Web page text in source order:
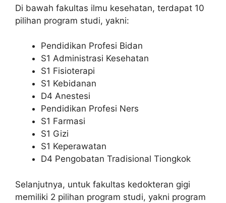
Di bawah fakultas ilmu kesehatan, terdapat 10
pilihan program studi, yakni:
Pendidikan Profesi Bidan
S1 Administrasi Kesehatan
S1 Fisioterapi
S1 Kebidanan
D4 Anestesi
Pendidikan Profesi Ners
S1 Farmasi
S1 Gizi
S1 Keperawatan
D4 Pengobatan Tradisional Tiongkok
Selanjutnya, untuk fakultas kedokteran gigi
memiliki 2 pilihan program studi, yakni program